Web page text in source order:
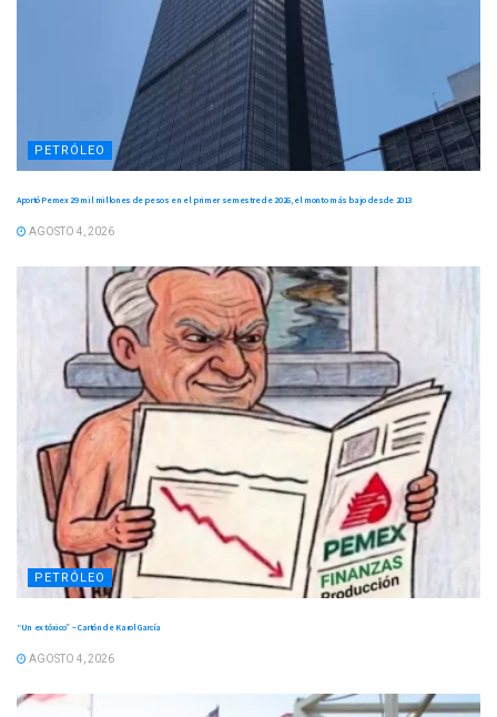
PETRÓLEO
Aportó Pemex 29 mil millones de pesos en el primer semestre de 2026, el monto más bajo desde 2013
AGOSTO 4, 2026
PETRÓLEO
“Un ex tóxico” – Cartón de Karol García
AGOSTO 4, 2026